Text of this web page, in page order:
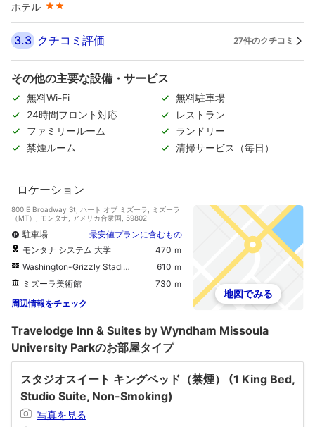
ホテル
3.3 クチコミ評価 27件のクチコミ
その他の主要な設備・サービス
無料Wi-Fi
無料駐車場
24時間フロント対応
レストラン
ファミリールーム
ランドリー
禁煙ルーム
清掃サービス（毎日）
ロケーション
800 E Broadway St, ハート オブ ミズーラ, ミズーラ
（MT）, モンタナ, アメリカ合衆国, 59802
駐車場
最安値プランに含むもの
モンタナ システム 大学
470 ｍ
Washington-Grizzly Stadium
610 ｍ
ミズーラ美術館
730 ｍ
周辺情報をチェック
地図でみる
Travelodge Inn & Suites by Wyndham Missoula
University Parkのお部屋タイプ
スタジオスイート キングベッド（禁煙） (1 King Bed,
Studio Suite, Non-Smoking)
写真を見る